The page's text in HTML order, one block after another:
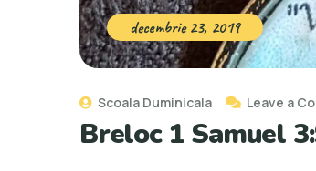
decembrie 23, 2019
Scoala Duminicala Leave a
Breloc 1 Samuel